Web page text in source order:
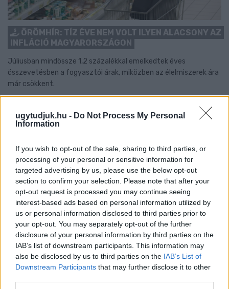
ugytudjuk.hu - Do Not Process My Personal
Information
If you wish to opt-out of the sale, sharing to third parties, or
processing of your personal or sensitive information for
targeted advertising by us, please use the below opt-out
section to confirm your selection. Please note that after your
opt-out request is processed you may continue seeing
interest-based ads based on personal information utilized by
us or personal information disclosed to third parties prior to
your opt-out. You may separately opt-out of the further
disclosure of your personal information by third parties on the
IAB’s list of downstream participants. This information may
also be disclosed by us to third parties on the IAB’s List of
Downstream Participants that may further disclose it to other
ÖRÖMHÍR: TÍZ ÉVE NEM VOLT ILYEN ALACSONY AZ
INFLÁCIÓ MAGYARORSZÁGON
Júliusban mindössze 1,2 százalékkal emelkedtek éves
összevetésben a fogyasztói árak, miközben az élelmiszerek ára
már csökkent.